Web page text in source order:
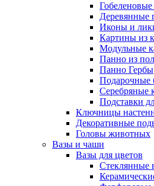
Деревянные
Иконы и
Картины из
Модульные
Панно из
Панно Гербы
Подарочные
Серебряные
Подставки
Ключницы
Декоративные
Головы животных
Вазы и чаши
Вазы для цветов
Стеклянные